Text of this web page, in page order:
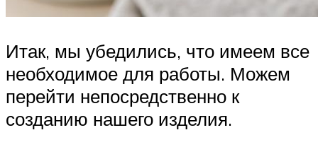
Итак, мы убедились, что имеем все
необходимое для работы. Можем
перейти непосредственно к
созданию нашего изделия.